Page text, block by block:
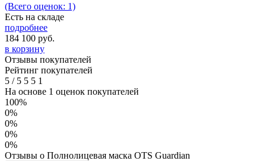
(Всего оценок: 1)
Есть на складе
подробнее
184 100 руб.
в корзину
Отзывы покупателей
Рейтинг покупателей
5 /5 5 5 1
На основе 1 оценок покупателей
100%
0%
0%
0%
0%
Отзывы о Полнолицевая маска OTS Guardian